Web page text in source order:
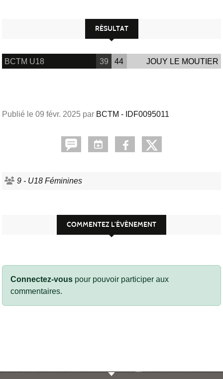
RÉSULTAT
BCTM U18 39 44 JOUY LE MOUTIER
Publié le 09 févr. 2025 par BCTM - IDF0095011
9 - U18 Féminines
COMMENTEZ L’ÉVÈNEMENT
Connectez-vous pour pouvoir participer aux
commentaires.